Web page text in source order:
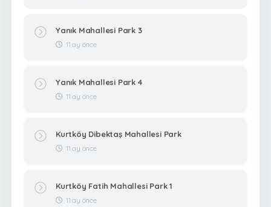
Yanık Mahallesi Park 3
11 ay önce
Yanık Mahallesi Park 4
11 ay önce
Kurtköy Dibektaş Mahallesi Park
11 ay önce
Kurtköy Fatih Mahallesi Park 1
11 ay önce